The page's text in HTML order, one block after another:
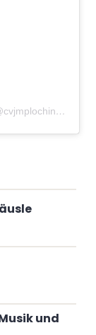
Ein Beitrag geteilt von CVJM Plochingen (@cvjmplochingen)
und